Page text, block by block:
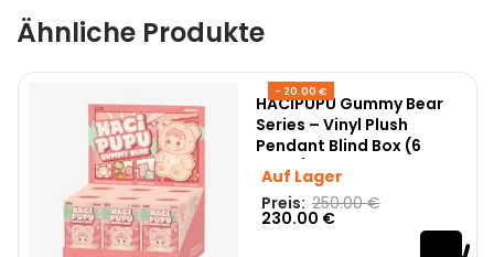
Ähnliche Produkte
- 20.00 €
HACIPUPU Gummy Bear
Series – Vinyl Plush
Pendant Blind Box (6
Stück)
Auf Lager
Preis: 250.00€
230.00 €